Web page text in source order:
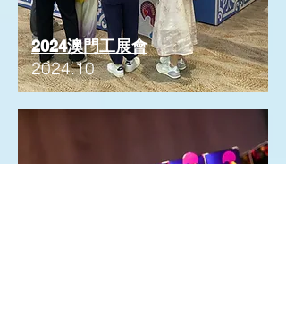
2024澳門工展會
2024.10